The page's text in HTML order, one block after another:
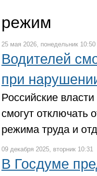
режим
25 мая 2026, понедельник 10:50
Водителей
при
Российские
смогут отключать
режима труда и
09 декабря 2025, вторник 10:31
В Госдуме